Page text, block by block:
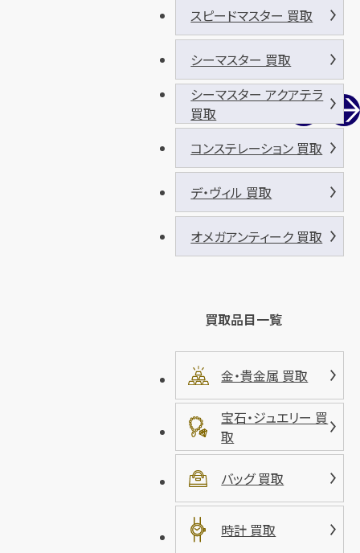
スピードマスター 買取
シーマスター 買取
シーマスター アクアテラ
買取
コンステレーション 買取
デ・ヴィル 買取
オメガアンティーク 買取
買取品目一覧
金・貴金属 買取
宝石・ジュエリー 買
取
バッグ 買取
時計 買取